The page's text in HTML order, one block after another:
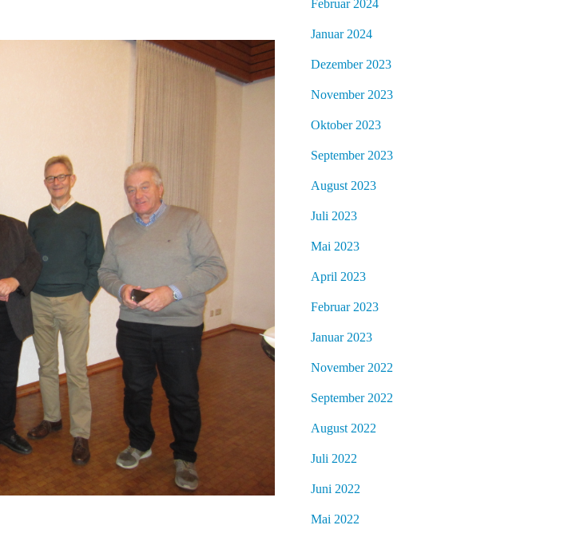
Februar 2024
Januar 2024
Dezember 2023
November 2023
Oktober 2023
September 2023
August 2023
Juli 2023
Mai 2023
April 2023
Februar 2023
Januar 2023
November 2022
September 2022
August 2022
Juli 2022
Juni 2022
Mai 2022